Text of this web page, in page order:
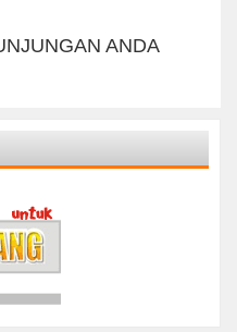
ANDA